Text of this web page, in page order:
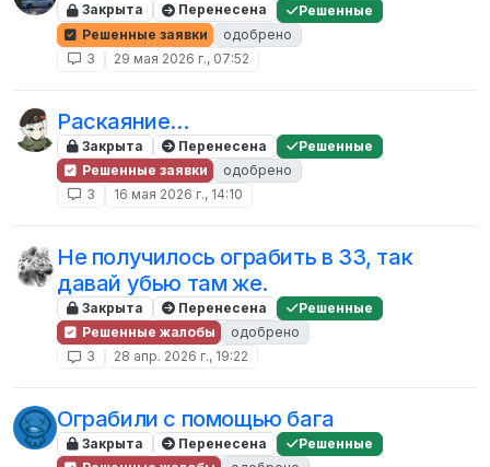
Закрыта Перенесена
Решенные
Решенные заявки
одобрено
3
29 мая 2026 г., 07:52
Раскаяние...
Закрыта Перенесена
Решенные
Решенные заявки
одобрено
3
16 мая 2026 г., 14:10
Не получилось ограбить в ЗЗ, так
давай убью там же.
Закрыта Перенесена
Решенные
Решенные жалобы
одобрено
3
28 апр. 2026 г., 19:22
Ограбили с помощью бага
Закрыта Перенесена
Решенные